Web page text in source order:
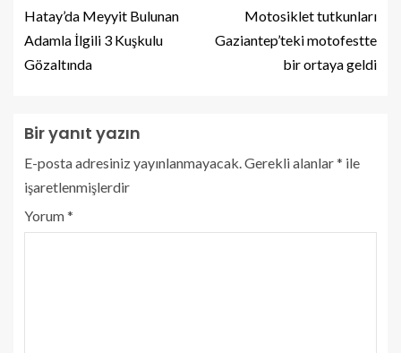
Hatay’da Meyyit Bulunan
Adamla İlgili 3 Kuşkulu
Gözaltında
Motosiklet tutkunları
Gaziantep’teki motofestte
bir ortaya geldi
Bir yanıt yazın
E-posta adresiniz yayınlanmayacak.Gerekli alanlar* ile
işaretlenmişlerdir
Yorum*